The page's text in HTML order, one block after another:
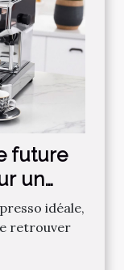
future
un
idéale,
retrouver